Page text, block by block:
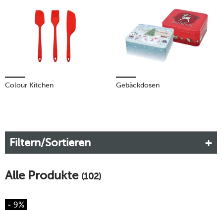
Colour Kitchen Gebäckdosen
Filtern/Sortieren
Alle Produkte (102)
- 9%